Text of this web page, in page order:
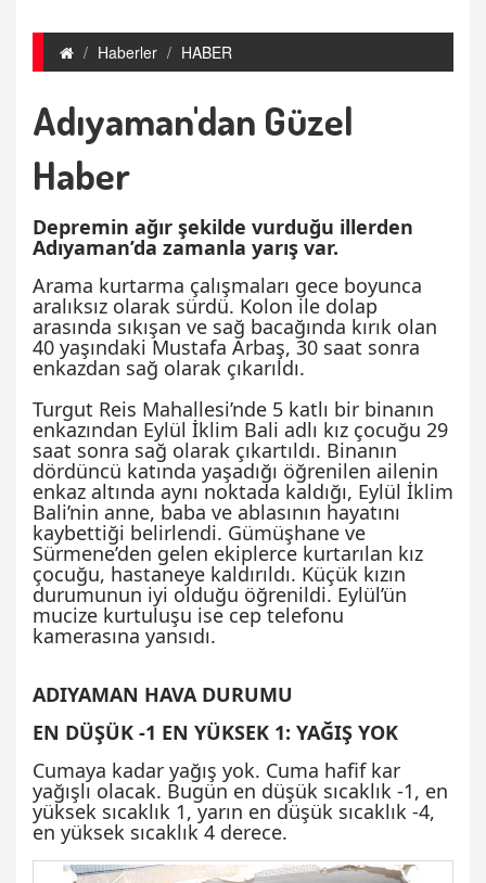
Haberler HABER
Adıyaman'dan Güzel
Haber
Depremin ağır şekilde vurduğu illerden
Adıyaman’da zamanla yarış var.
Arama kurtarma çalışmaları gece boyunca
aralıksız olarak sürdü. Kolon ile dolap
arasında sıkışan ve sağ bacağında kırık olan
40 yaşındaki Mustafa Arbaş, 30 saat sonra
enkazdan sağ olarak çıkarıldı.
Turgut Reis Mahallesi’nde 5 katlı bir binanın
enkazından Eylül İklim Bali adlı kız çocuğu 29
saat sonra sağ olarak çıkartıldı. Binanın
dördüncü katında yaşadığı öğrenilen ailenin
enkaz altında aynı noktada kaldığı, Eylül İklim
Bali’nin anne, baba ve ablasının hayatını
kaybettiği belirlendi. Gümüşhane ve
Sürmene’den gelen ekiplerce kurtarılan kız
çocuğu, hastaneye kaldırıldı. Küçük kızın
durumunun iyi olduğu öğrenildi. Eylül’ün
mucize kurtuluşu ise cep telefonu
kamerasına yansıdı.
ADIYAMAN HAVA DURUMU
EN DÜŞÜK -1 EN YÜKSEK 1: YAĞIŞ YOK
Cumaya kadar yağış yok. Cuma hafif kar
yağışlı olacak. Bugün en düşük sıcaklık -1, en
yüksek sıcaklık 1, yarın en düşük sıcaklık -4,
en yüksek sıcaklık 4 derece.